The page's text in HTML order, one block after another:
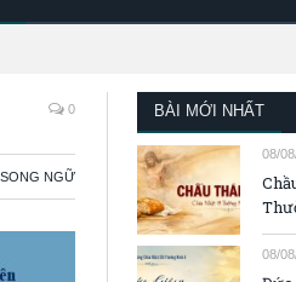
0
NGỮ
BÀI MỚI NHẤT
08/
08/